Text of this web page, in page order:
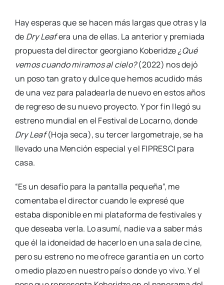
Hay esperas que se hacen más largas que otras y la
de Dry Leafera una de ellas. La anterior y premiada
propuesta del director georgiano Koberidze¿Qué
vemos cuando miramos al cielo?(2022) nos dejó
un poso tan grato y dulce que hemos acudido más
de una vez para paladearla de nuevo en estos años
de regreso de su nuevo proyecto. Y por fin llegó su
estreno mundial en el Festival de Locarno, donde
Dry Leaf(Hoja seca), su tercer largometraje, se ha
llevado una Mención especial y el FIPRESCI para
casa.
“Es un desafío para la pantalla pequeña”, me
comentaba el director cuando le expresé que
estaba disponible en mi plataforma de festivales y
que deseaba verla. Lo asumí, nadie va a saber más
que él la idoneidad de hacerlo en una sala de cine,
pero su estreno no me ofrece garantía en un corto
o medio plazo en nuestro país o donde yo vivo. Y el